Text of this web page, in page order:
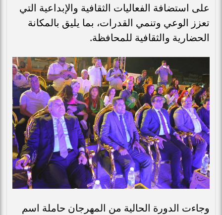
على استضافة الفعاليات الثقافية والإبداعية التي
تعزز الوعي وتنمي القدرات، بما يليق بالمكانة
الحضارية والثقافية للمحافظة.
وجاءت الدورة الحالية من المهرجان حاملة اسم